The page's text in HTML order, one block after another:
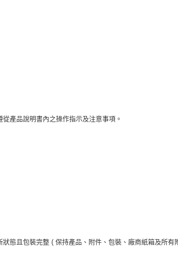
產品說明書內之操作指示及注意事項。
態且包裝完整 ( 保持產品、附件、包裝、廠商紙箱及所有